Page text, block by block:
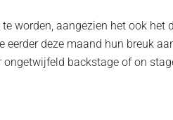
worden, aangezien het ook het
eerder deze maand hun breuk
backstage of on